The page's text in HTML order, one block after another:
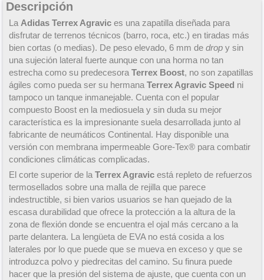
Descripción
La Adidas Terrex Agravic es una zapatilla diseñada para
disfrutar de terrenos técnicos (barro, roca, etc.) en tiradas más
bien cortas (o medias). De peso elevado, 6 mm de drop y sin
una sujeción lateral fuerte aunque con una horma no tan
estrecha como su predecesora Terrex Boost, no son zapatillas
ágiles como pueda ser su hermana Terrex Agravic Speed ni
tampoco un tanque inmanejable. Cuenta con el popular
compuesto Boost en la mediosuela y sin duda su mejor
característica es la impresionante suela desarrollada junto al
fabricante de neumáticos Continental. Hay disponible una
versión con membrana impermeable Gore-Tex® para combatir
condiciones climáticas complicadas.
El corte superior de la Terrex Agravic está repleto de refuerzos
termosellados sobre una malla de rejilla que parece
indestructible, si bien varios usuarios se han quejado de la
escasa durabilidad que ofrece la protección a la altura de la
zona de flexión donde se encuentra el ojal más cercano a la
parte delantera. La lengüeta de EVA no está cosida a los
laterales por lo que puede que se mueva en exceso y que se
introduzca polvo y piedrecitas del camino. Su finura puede
hacer que la presión del sistema de ajuste, que cuenta con un